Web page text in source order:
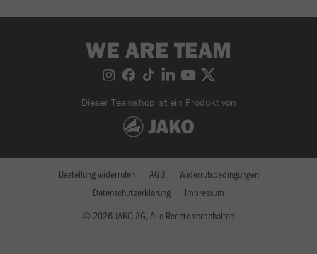
WE ARE TEAM
Dieser Teamshop ist ein Produkt von
© 2026 JAKO AG, Alle Rechte vorbehalten
Bestellung widerrufen AGB
Widerrufsbedingungen
Datenschutzerklärung
Impressum